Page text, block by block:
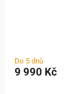
Do 5 dnů
9 990 Kč